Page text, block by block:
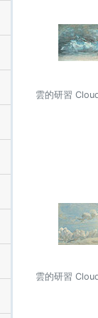
雲的研習
雲的研習